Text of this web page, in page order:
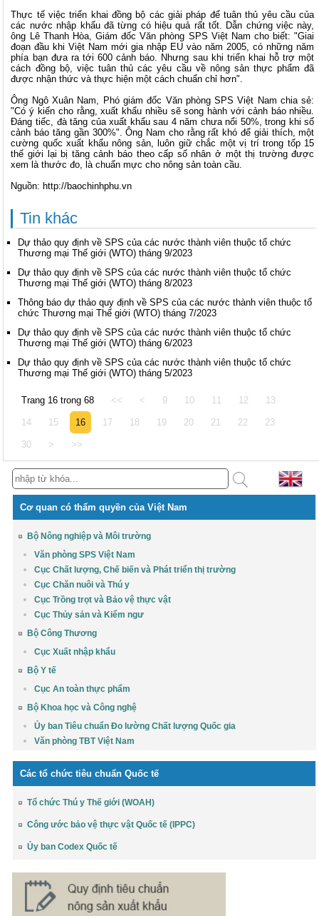
Thực tế việc triển khai đồng bộ các giải pháp để tuân thủ yêu cầu của
các nước nhập khẩu đã từng có hiệu quả rất tốt. Dẫn chứng việc này,
ông Lê Thanh Hòa, Giám đốc Văn phòng SPS Việt Nam cho biết: "Giai
đoạn đầu khi Việt Nam mới gia nhập EU vào năm 2005, có những năm
phía bạn đưa ra tới 600 cảnh báo. Nhưng sau khi triển khai hỗ trợ một
cách đồng bộ, việc tuân thủ các yêu cầu về nông sản thực phẩm đã
được nhận thức và thực hiện một cách chuẩn chỉ hơn".
Ông Ngô Xuân Nam, Phó giám đốc Văn phòng SPS Việt Nam chia sẻ:
"Có ý kiến cho rằng, xuất khẩu nhiều sẽ song hành với cảnh báo nhiều.
Đáng tiếc, đà tăng của xuất khẩu sau 4 năm chưa nổi 50%, trong khi số
cảnh báo tăng gần 300%". Ông Nam cho rằng rất khó để giải thích, một
cường quốc xuất khẩu nông sản, luôn giữ chắc một vị trí trong tốp 15
thế giới lại bị tăng cảnh báo theo cấp số nhân ở một thị trường được
xem là thước đo, là chuẩn mực cho nông sản toàn cầu.
Nguồn: http://baochinhphu.vn
Tin khác
Dự thảo quy định về SPS của các nước thành viên thuộc tổ chức
Thương mại Thế giới (WTO) tháng 9/2023
Dự thảo quy định về SPS của các nước thành viên thuộc tổ chức
Thương mại Thế giới (WTO) tháng 8/2023
Thông báo dự thảo quy định về SPS của các nước thành viên thuộc tổ
chức Thương mại Thế giới (WTO) tháng 7/2023
Dự thảo quy định về SPS của các nước thành viên thuộc tổ chức
Thương mại Thế giới (WTO) tháng 6/2023
Dự thảo quy định về SPS của các nước thành viên thuộc tổ chức
Thương mại Thế giới (WTO) tháng 5/2023
Trang 16 trong 68 << < 9 10 11 12 13
14 15 16 17 18 19 20 21 22 23
30 > >>
Cơ quan có thẩm quyền của Việt Nam
Bộ Nông nghiệp và Môi trường
Văn phòng SPS Việt Nam
Cục Chất lượng, Chế biến và Phát triển thị trường
Cục Chăn nuôi và Thú y
Cục Trồng trọt và Bảo vệ thực vật
Cục Thủy sản và Kiểm ngư
Bộ Công Thương
Cục Xuất nhập khẩu
Bộ Y tế
Cục An toàn thực phẩm
Bộ Khoa học và Công nghệ
Ủy ban Tiêu chuẩn Đo lường Chất lượng Quốc gia
Văn phòng TBT Việt Nam
Các tổ chức tiêu chuẩn Quốc tế
Tổ chức Thú y Thế giới (WOAH)
Công ước bảo vệ thực vật Quốc tế (IPPC)
Ủy ban Codex Quốc tế